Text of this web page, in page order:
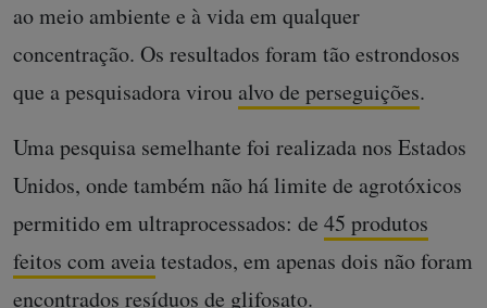
ao meio ambiente e à vida em qualquer
concentração. Os resultados foram tão estrondosos
que a pesquisadora virou alvo de perseguições.
Uma pesquisa semelhante foi realizada nos Estados
Unidos, onde também não há limite de agrotóxicos
permitido em ultraprocessados: de 45 produtos
feitos com aveiatestados, em apenas dois não foram
encontrados resíduos de glifosato.